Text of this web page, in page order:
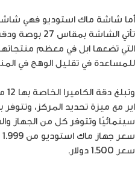
أما شاشة ماك استوديو فهي
التي تضعها ابل في معظم
للمساعدة في تقليل الوهج في
اير مع ميزة تحديد المركز،
سينمائيًا وتتوفر كل من الجهاز
سعر 1.500 دولار.